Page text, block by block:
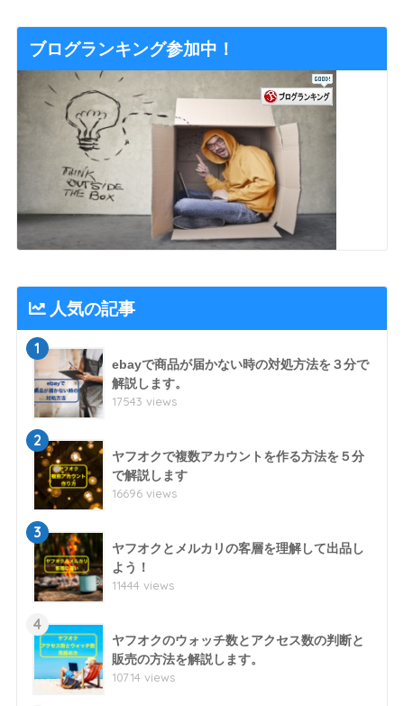
ブログランキング参加中！
人気の記事
1
ebayで商品が届かない時の対処方法を３分で
解説します。
17543 views
2
ヤフオクで複数アカウントを作る方法を５分
で解説します
16696 views
3
ヤフオクとメルカリの客層を理解して出品し
よう！
11444 views
4
ヤフオクのウォッチ数とアクセス数の判断と
販売の方法を解説します。
10714 views